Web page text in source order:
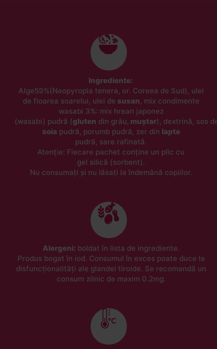
Ingrediente:
Alge59%(Neopyropia tenera, or. Coreea de Sud), ulei
de floarea soarelui, ulei de susan, mix condimente
wasabi 3%: mix hrean japonez
(wasabi) pudră (gluten din grâu, muștar), dextrină, sos
soia pudră, porumb pudră, zer din lapte
pudră, sare rafinată.
Atenție: Fiecare pachet conține un plic cu
gel silică (sorbent).
Nu consumați și nu lăsați la îndemână copiilor.
Alergeni: boldat în lista de ingrediente.
Produs bogat în iod. Consumul în exces poate duce la
disfuncționalități ale glandei tiroide. Se recomandă un
consum zilnic de maxim 0.2mg.